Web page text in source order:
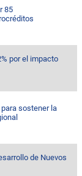
85
por el impacto
sostener la
de Nuevos